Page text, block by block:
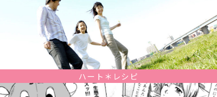
ハート＊レシピ